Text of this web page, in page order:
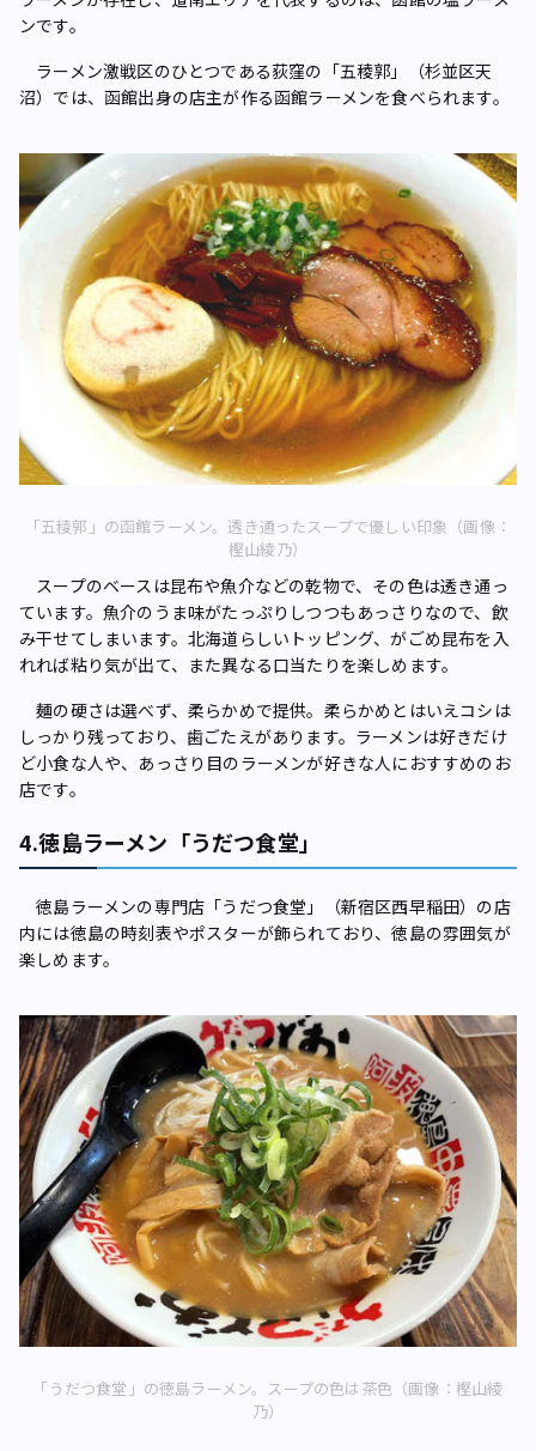
ンです。
ラーメン激戦区のひとつである荻窪の「五稜郭」（杉並区天
沼）では、函館出身の店主が作る函館ラーメンを食べられます。
「五稜郭」の函館ラーメン。透き通ったスープで優しい印象（画像：
樫山綾乃）
スープのベースは昆布や魚介などの乾物で、その色は透き通っ
ています。魚介のうま味がたっぷりしつつもあっさりなので、飲
み干せてしまいます。北海道らしいトッピング、がごめ昆布を入
れれば粘り気が出て、また異なる口当たりを楽しめます。
麺の硬さは選べず、柔らかめで提供。柔らかめとはいえコシは
しっかり残っており、歯ごたえがあります。ラーメンは好きだけ
ど小食な人や、あっさり目のラーメンが好きな人におすすめのお
店です。
4.徳島ラーメン「うだつ食堂」
徳島ラーメンの専門店「うだつ食堂」（新宿区西早稲田）の店
内には徳島の時刻表やポスターが飾られており、徳島の雰囲気が
楽しめます。
「うだつ食堂」の徳島ラーメン。スープの色は茶色（画像：樫山綾
乃）